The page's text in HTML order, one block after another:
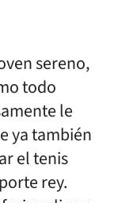
sereno,
todo
le
ya también
el tenis
rey.